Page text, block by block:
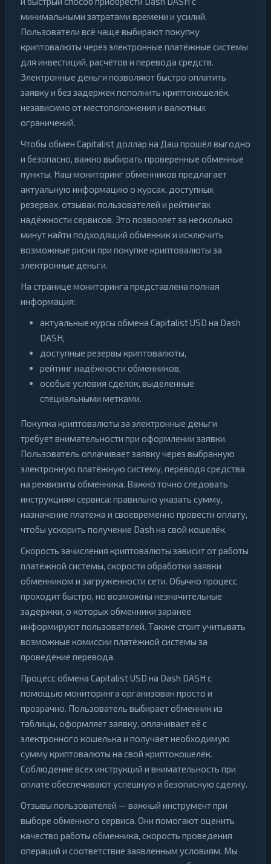
минимальными затратами времени и усилий.
Пользователи всё чаще выбирают покупку
криптовалюты через электронные платёжные системы
для инвестиций, расчётов и перевода средств.
Электронные деньги позволяют быстро оплатить
заявку и без задержек пополнить криптокошелёк,
независимо от местоположения и валютных
ограничений.
Чтобы обмен Capitalist доллар на Даш прошёл выгодно
и безопасно, важно выбирать проверенные обменные
пункты. Наш мониторинг обменников предлагает
актуальную информацию о курсах, доступных
резервах, отзывах пользователей и рейтингах
надёжности сервисов. Это позволяет за несколько
минут найти подходящий обменник и исключить
возможные риски при покупке криптовалюты за
электронные деньги.
На странице мониторинга представлена полная
информация:
актуальные курсы обмена Capitalist USD на Dash
DASH,
доступные резервы криптовалюты,
рейтинг надёжности обменников,
особые условия сделок, выделенные
специальными метками.
Покупка криптовалюты за электронные деньги
требует внимательности при оформлении заявки.
Пользователь оплачивает заявку через выбранную
электронную платёжную систему, переводя средства
на реквизиты обменника. Важно точно следовать
инструкциям сервиса: правильно указать сумму,
назначение платежа и своевременно провести оплату,
чтобы ускорить получение Dash на свой кошелёк.
Скорость зачисления криптовалюты зависит от работы
платёжной системы, скорости обработки заявки
обменником и загруженности сети. Обычно процесс
проходит быстро, но возможны незначительные
задержки, о которых обменники заранее
информируют пользователей. Также стоит учитывать
возможные комиссии платёжной системы за
проведение перевода.
Процесс обмена Capitalist USD на Dash DASH с
помощью мониторинга организован просто и
прозрачно. Пользователь выбирает обменник из
таблицы, оформляет заявку, оплачивает её с
электронного кошелька и получает необходимую
сумму криптовалюты на свой криптокошелёк.
Соблюдение всех инструкций и внимательность при
оплате обеспечивают успешную и безопасную сделку.
Отзывы пользователей — важный инструмент при
выборе обменного сервиса. Они помогают оценить
качество работы обменника, скорость проведения
операций и соответствие заявленным условиям. Мы